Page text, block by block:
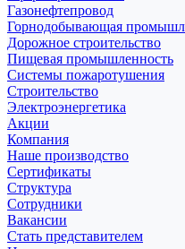
Газонефтепровод
Горнодобывающая
Дорожное строительство
Пищевая промышленность
Системы пожаротушения
Строительство
Электроэнергетика
Акции
Компания
Наше производство
Сертификаты
Структура
Сотрудники
Вакансии
Стать представителем